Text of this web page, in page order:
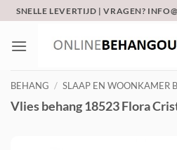
naar
inhoud
SNELLE LEVERTIJD | VRAGEN?
BEHANG / SLAAP EN WOONKAMER
Vlies behang 18523 Flora